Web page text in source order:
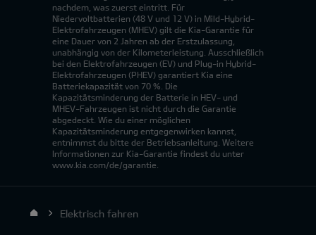
nachdem, was zuerst eintritt. Für
Niedervoltbatterien (48 V und 12 V) in Mild-Hybrid-
Elektrofahrzeugen (MHEV) gilt die Kia-Garantie für
eine Dauer von 2 Jahren ab der Erstzulassung,
unabhängig von der Kilometerleistung. Ausschließlich
bei den Elektrofahrzeugen (EV) und Plug-in Hybrid-
Elektrofahrzeugen (PHEV) garantiert Kia eine
Batteriekapazität von 70 %. Die
Kapazitätsminderung der Batterie in HEV- und
MHEV-Fahrzeugen ist nicht durch die Garantie
abgedeckt. Wie du einer möglichen
Kapazitätsminderung entgegenwirken kannst,
entnimmst du bitte der Betriebsanleitung. Weitere
Informationen zur Kia-Garantie findest du unter
www.kia.com/de/garantie.
Elektrisch fahren